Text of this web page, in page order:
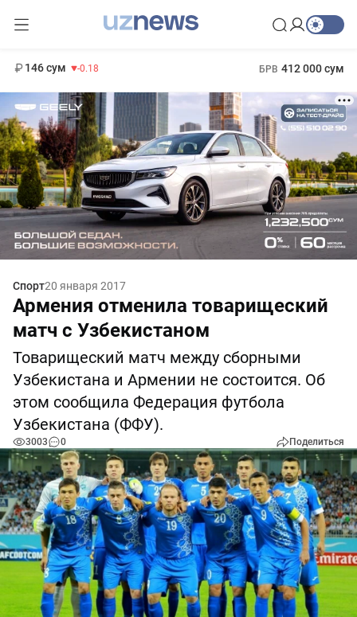
146 сум -0.18 БРВ 412 000 сум
Спорт20 января 2017
Армения отменила товарищеский
матч с Узбекистаном
Товарищеский матч между сборными
Узбекистана и Армении не состоится. Об
этом сообщила Федерация футбола
Узбекистана (ФФУ).
3003 0 Поделиться